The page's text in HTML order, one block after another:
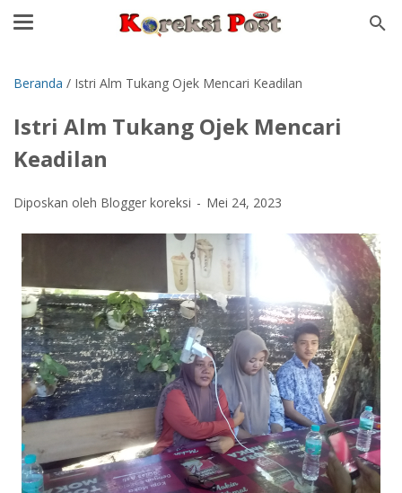
Beranda / Istri Alm Tukang Ojek Mencari Keadilan
Istri Alm Tukang Ojek Mencari
Keadilan
Diposkan oleh Blogger koreksi Mei 24, 2023